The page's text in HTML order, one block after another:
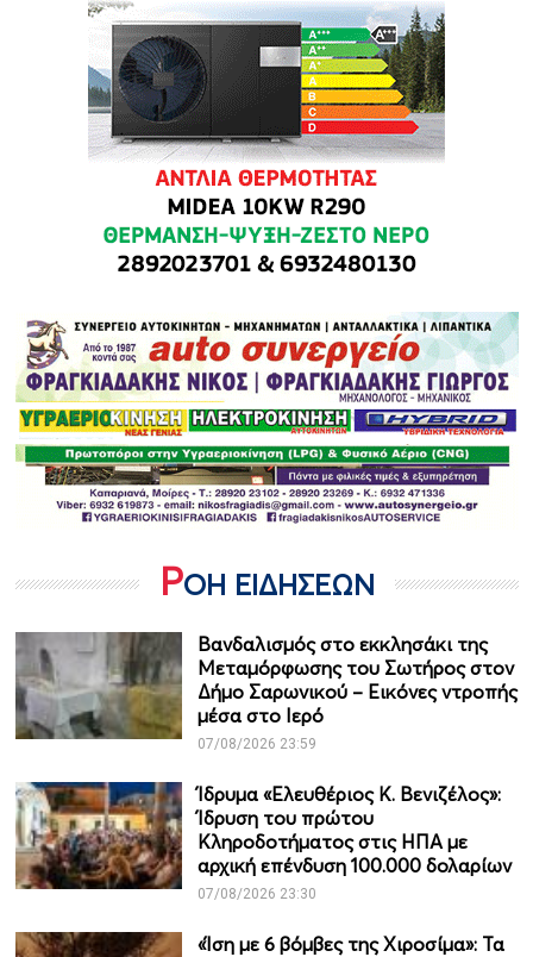
ΡΟΗ ΕΙΔΗΣΕΩΝ
Βανδαλισμός στο εκκλησάκι της
Μεταμόρφωσης του Σωτήρος στον
Δήμο Σαρωνικού – Εικόνες ντροπής
μέσα στο Ιερό
07/08/2026 23:59
Ίδρυμα «Ελευθέριος Κ. Βενιζέλος»:
Ίδρυση του πρώτου
Κληροδοτήματος στις ΗΠΑ με
αρχική επένδυση 100.000 δολαρίων
07/08/2026 23:30
«Ίση με 6 βόμβες της Χιροσίμα»: Τα